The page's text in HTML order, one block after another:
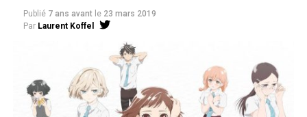
Publié 7 ans avant le 23 mars 2019
Par Laurent Koffel